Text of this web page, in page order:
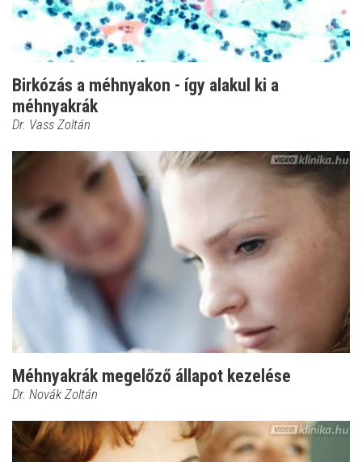
Birkózás a méhnyakon - így alakul ki a
méhnyakrák
Dr. Vass Zoltán
Méhnyakrák megelőző állapot kezelése
Dr. Novák Zoltán